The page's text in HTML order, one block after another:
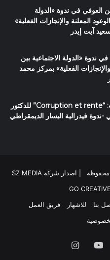
العوفي في ندوة «الدولة
المعلنة والإنجازات الفعلية»
آيت إيدر
ندوة «الدولة الاجتماعية بين
الفعلية» بمركز محمد
قراءة في كتاب: “Corruption et rente” للدكتور
ندوة فيدرالية اليسار الديمقراطي
© حقوق النشر 2026، جميع الحقوق محفوظة | اصدار شركة SZ MEDIA
GO CREATIVE
بنا للاشهار
فريق العمل
يوتيوب